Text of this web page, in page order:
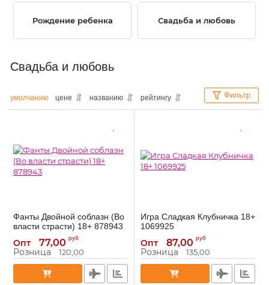
Рождение ребенка Свадьба и любовь
Свадьба и любовь
умолчанию цене названию рейтингу Фильтр
Фанты Двойной соблазн (Во
власти страсти) 18+ 878943
Артикул: 878943
Опт 77,00 руб
Розница 120,00
Игра Сладкая Клубничка 18+
1069925
Артикул: 1069925
Опт 87,00 руб
Розница 135,00